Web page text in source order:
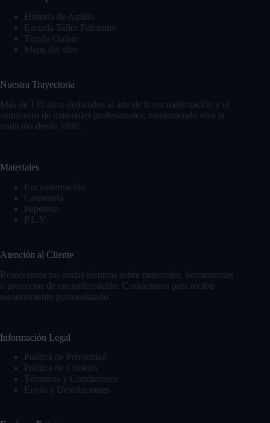
Historia de Amillo
Escuela Taller Palomino
Tienda Online
Mapa del sitio
Nuestra Trayectoria
Más de 135 años dedicados al arte de la encuadernación y el
suministro de materiales profesionales, manteniendo viva la
tradición desde 1890.
Materiales
Encuadernación
Carpetería
Papelería
P.L.V.
Atención al Cliente
Resolvemos tus dudas técnicas sobre materiales, herramientas
o proyectos de encuadernación. Contáctanos para recibir
asesoramiento personalizado.
Información Legal
Política de Privacidad
Política de Cookies
Términos y Condiciones
Envío y Devoluciones